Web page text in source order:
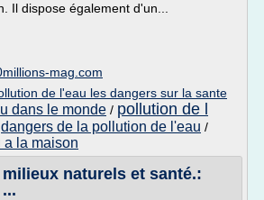
Il dispose également d'un...
mag.com
de l'eau les dangers sur la sante
dans le monde / pollution de l
dangers de la pollution de l'eau /
a la maison
naturels et santé.: